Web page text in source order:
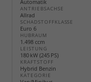
Automatik
ANTRIEBSACHSE
Allrad
SCHADSTOFFKLASSE
Euro 6
HUBRAUM
1.498 ccm
LEISTUNG
180 kW (245 PS)
KRAFTSTOFF
Hybrid Benzin
KATEGORIE